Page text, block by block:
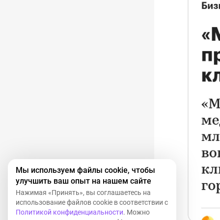
Мы используем файлы cookie, чтобы
улучшить ваш опыт на нашем сайте
Нажимая «Принять», вы соглашаетесь на
использование файлов cookie в соответствии с
Политикой конфиденциальности. Можно